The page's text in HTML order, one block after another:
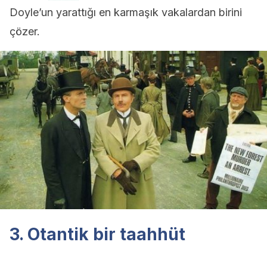
Doyle’un yarattığı en karmaşık vakalardan birini
çözer.
3. Otantik bir taahhüt